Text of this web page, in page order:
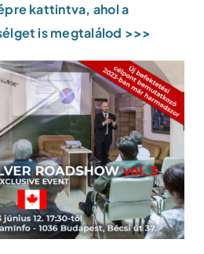
kattintva, ahol a
is megtalálod >>>